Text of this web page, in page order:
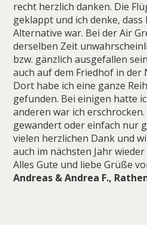
recht herzlich danken. Die
geklappt und ich denke, dass
Alternative war. Bei der Air
derselben Zeit
bzw. gänzlich ausgefallen
auch auf dem Friedhof in der
Dort habe ich eine ganze
gefunden. Bei einigen hatte
anderen war ich
gewandert oder einfach nur
vielen herzlichen Dank und
auch im nächsten Jahr
Alles Gute und liebe Grüße
Andreas & Andrea F.,